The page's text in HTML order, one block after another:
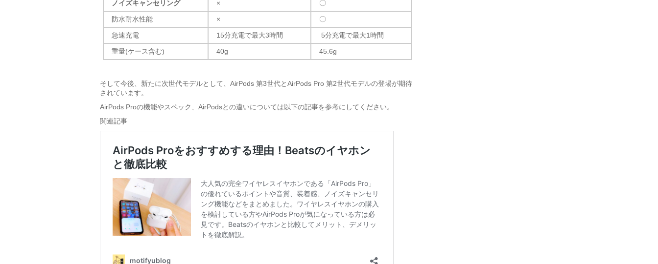
ノイズキャンセリング × 〇
防水耐水性能 × 〇
急速充電 15分充電で最大3時間 5分充電で最大1時間
重量(ケース含む) 40g 45.6g
そして今後、新たに次世代モデルとして、 AirPods 第3世代とAirPods Pro 第2世代モデルの登場が期待
されています。
AirPods Proの機能やスペック、AirPodsとの違いについては以下の記事を参考にしてください。
関連記事